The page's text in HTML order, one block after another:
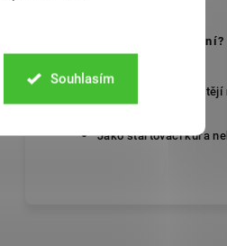
Souhlasím
Pro koho je sada ideální?
Pro všechny, kdo chtějí
Jako startovací kúra